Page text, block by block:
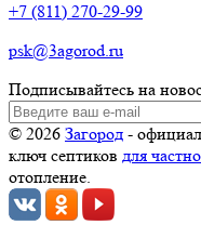
+7 (811) 270-29-99
psk@3agorod.ru
Подписывайтесь на
© 2026 Загород -
ключ септиков для
отопление.